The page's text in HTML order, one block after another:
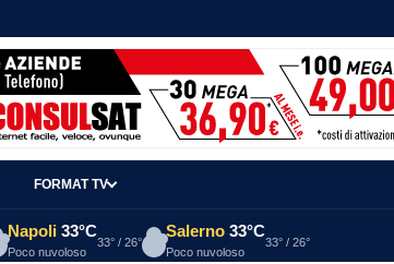
FORMAT TV
Napoli 33°C
Poco nuvoloso
33° / 26°
Salerno 33°C
Poco nuvoloso
33° / 26°